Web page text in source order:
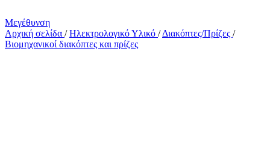
Μεγέθυνση
Αρχική σελίδα / Ηλεκτρολογικό Υλικό / Διακόπτες/Πρίζες /
Βιομηχανικοί διακόπτες και πρίζες